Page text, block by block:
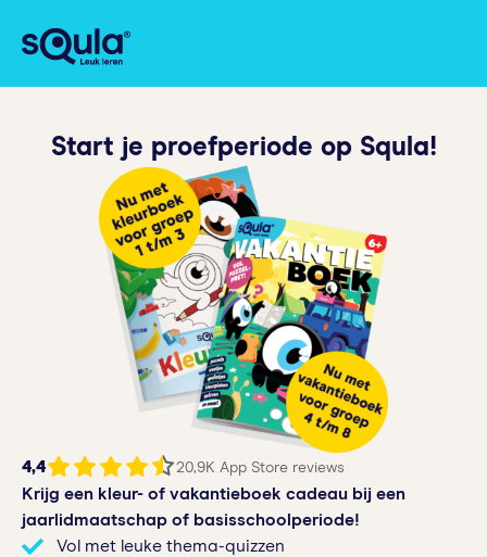
Start je proefperiode op Squla!
4,4 20,9K App Store reviews
Krijg een kleur- of vakantieboek cadeau bij een
jaarlidmaatschap of basisschoolperiode!
Vol met leuke thema-quizzen